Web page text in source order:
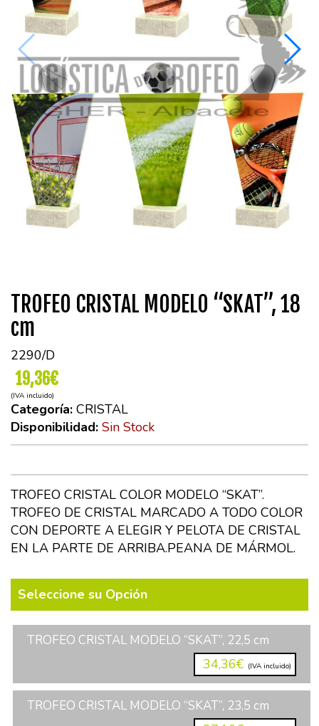
TROFEO CRISTAL MODELO “SKAT”, 18
cm
2290/D
19,36€
(IVA incluido)
Categoría: CRISTAL
Disponibilidad: Sin Stock
TROFEO CRISTAL COLOR MODELO “SKAT”.
TROFEO DE CRISTAL MARCADO A TODO COLOR
CON DEPORTE A ELEGIR Y PELOTA DE CRISTAL
EN LA PARTE DE ARRIBA.PEANA DE MÁRMOL.
Seleccione su Opción
TROFEO CRISTAL MODELO “SKAT”, 22,5 cm
34,36€ (IVA incluido)
TROFEO CRISTAL MODELO “SKAT”, 23,5 cm